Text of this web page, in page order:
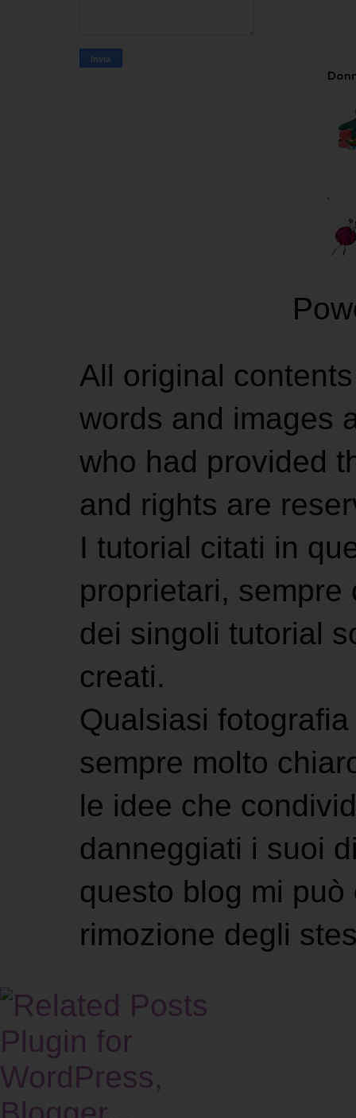
.
All original
words and images
who had provided
and rights are
I tutorial citati in
proprietari,
dei singoli tutorial
creati.
Qualsiasi
sempre molto
le idee che
danneggiati i suoi
questo blog mi
rimozione degli